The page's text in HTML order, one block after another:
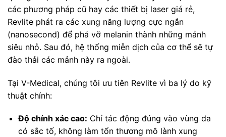
các phương pháp cũ hay các thiết bị laser giá rẻ,
Revlite phát ra các xung năng lượng cực ngắn
(nanosecond) để phá vỡ melanin thành những mảnh
siêu nhỏ. Sau đó, hệ thống miễn dịch của cơ thể sẽ tự
đào thải các mảnh này ra ngoài.
Tại V-Medical, chúng tôi ưu tiên Revlite vì ba lý do kỹ
thuật chính:
Độ chính xác cao: Chỉ tác động đúng vào vùng da
có sắc tố, không làm tổn thương mô lành xung